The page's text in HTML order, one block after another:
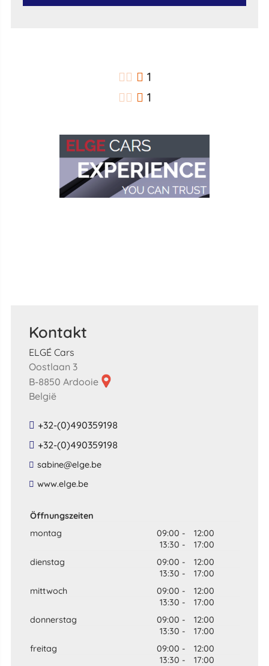
1
1
Kontakt
ELGÉ Cars
Oostlaan 3
B-8850 Ardooie
België
+32-(0)490359198
+32-(0)490359198
​sabine​@​elge​.​be​
​www​.​elge​.​be​
Öffnungszeiten
montag
09:00 -
12:00
13:30 -
17:00
dienstag
09:00 -
12:00
13:30 -
17:00
mittwoch
09:00 -
12:00
13:30 -
17:00
donnerstag
09:00 -
12:00
13:30 -
17:00
freitag
09:00 -
12:00
13:30 - 17:00